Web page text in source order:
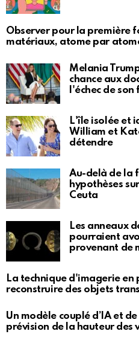
Observer pour la première
matériaux, atome par
Melania
chance aux
l'échec de son
L'île isolée et
William et
détendre
Au-delà de la
hypothèses
Ceuta
Les anneaux
pourraient
provenant de
La technique d'imagerie en
reconstruire des objets
Un modèle couplé d’IA et
prévision de la hauteur des